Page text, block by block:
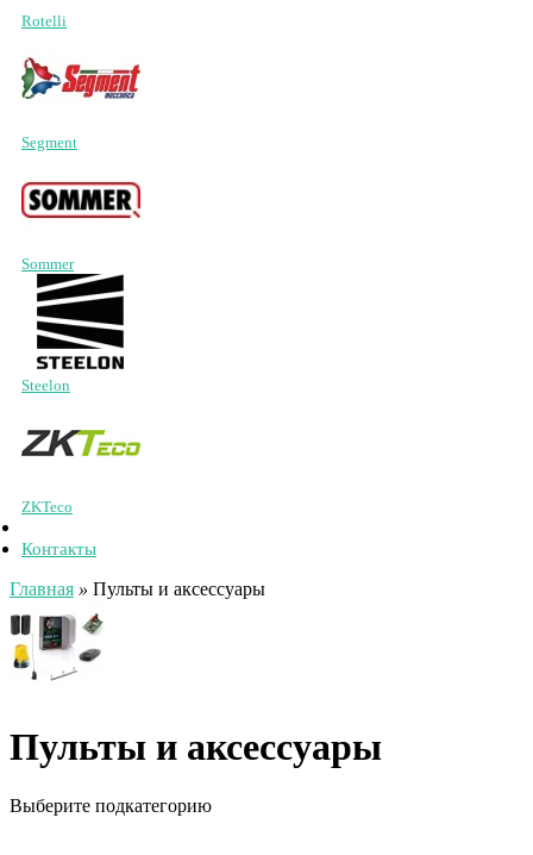
Rotelli
Segment
Sommer
Steelon
ZKTeco
Контакты
Главная » Пульты и аксессуары
Пульты и аксессуары
Выберите подкатегорию